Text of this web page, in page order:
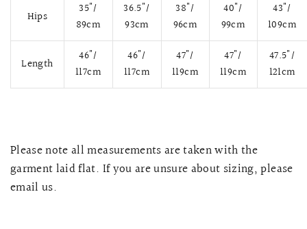
Hips
35"/
89cm
36.5"/
93cm
38"/
96cm
40"/
99cm
43"/
109cm
Length
46"/
117cm
46"/
117cm
47"/
119cm
47"/
119cm
47.5"/
121cm
Please note all measurements are taken with the
garment laid flat. If you are unsure about sizing, please
email us.
蕾絲魚尾裙旗袍
SNOWDROP
$13,800.00